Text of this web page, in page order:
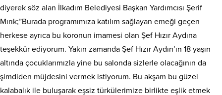
diyerek söz alan İlkadım Belediyesi Başkan Yardımcısı Şerif
Mırık;”Burada programımıza katılım sağlayan emeği geçen
herkese ayrıca bu koronun imamesi olan Şef Hızır Aydına
teşekkür ediyorum. Yakın zamanda Şef Hızır Aydın’ın 18 yaşın
altında çocuklarımızla yine bu salonda sizlerle olacağının da
şimdiden müjdesini vermek istiyorum. Bu akşam bu güzel
kalabalık ile buluşarak eşsiz türkülerimize birlikte eşlik etmek